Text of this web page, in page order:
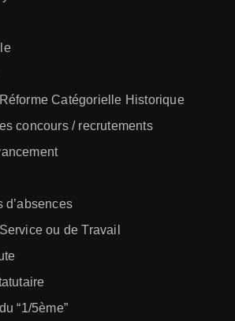
Catégorielle Historique
concours / recrutements
d’absences
ou de Travail
“1/5ème”